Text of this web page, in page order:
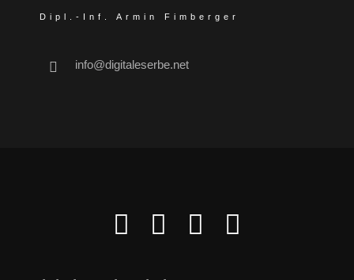
Dipl.-Inf. Armin Fimberger
info@digitaleserbe.net